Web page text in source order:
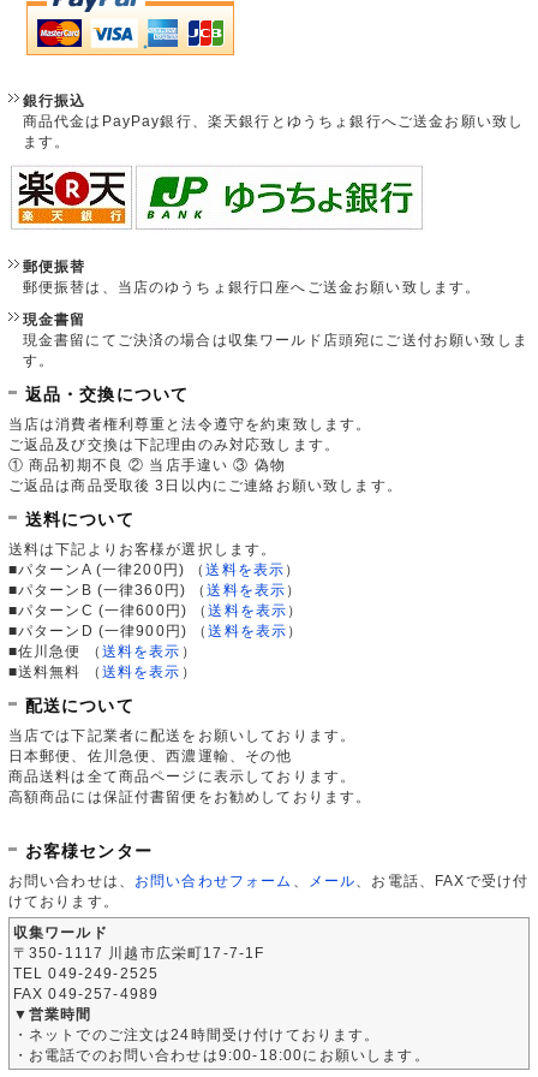
銀行振込
商品代金はPayPay銀行、楽天銀行とゆうちょ銀行へご送金お願い致し
ます。
郵便振替
郵便振替は、当店のゆうちょ銀行口座へご送金お願い致します。
現金書留
現金書留にてご決済の場合は収集ワールド店頭宛にご送付お願い致しま
す。
返品・交換について
当店は消費者権利尊重と法令遵守を約束致します。
ご返品及び交換は下記理由のみ対応致します。
① 商品初期不良 ② 当店手違い ③ 偽物
ご返品は商品受取後 3日以内にご連絡お願い致します。
送料について
送料は下記よりお客様が選択します。
■パターンA (一律200円)
（送料を表示 ）
■パターンB (一律360円)
（送料を表示 ）
■パターンC (一律600円)
（送料を表示 ）
■パターンD (一律900円)
（送料を表示 ）
■佐川急便
（ 送料を表示 ）
■送料無料
（ 送料を表示 ）
配送について
当店では下記業者に配送をお願いしております。
日本郵便、佐川急便、西濃運輸、その他
商品送料は全て商品ページに表示しております。
高額商品には保証付書留便をお勧めしております。
お客様センター
お問い合わせは、 お問い合わせフォーム メール 、お電話、FAXで受け付
けております。
収集ワールド
〒350-1117 川越市広栄町17-7-1F
TEL 049-249-2525
FAX 049-257-4989
▼営業時間
・ネットでのご注文は24時間受け付けております。
・お電話でのお問い合わせは9:00-18:00にお願いします。